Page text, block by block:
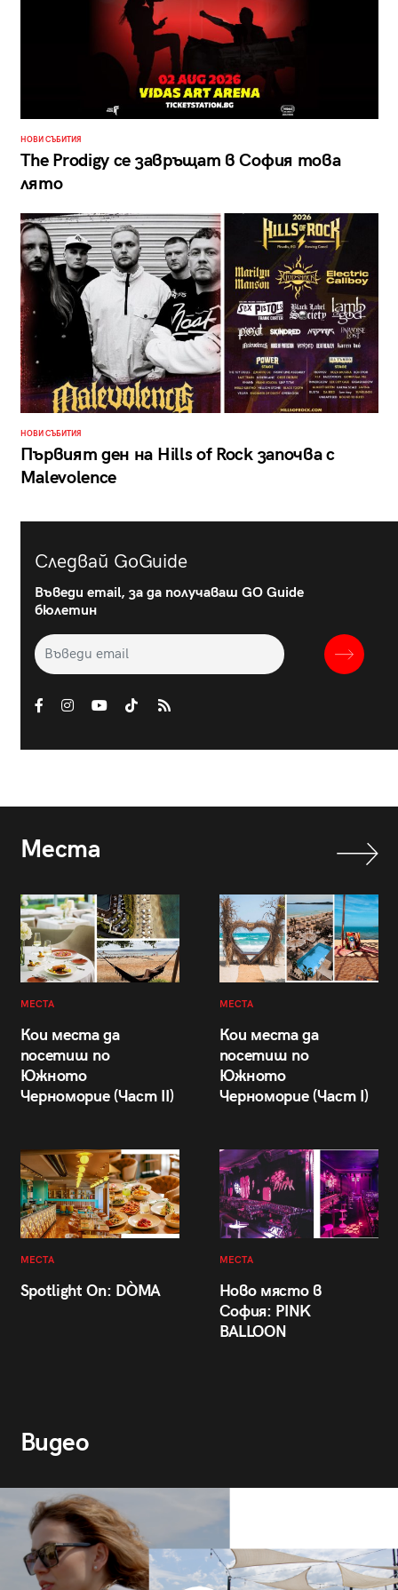
НОВИ СЪБИТИЯ
The Prodigy се завръщат в София това
лято
НОВИ СЪБИТИЯ
Първият ден на Hills of Rock започва с
Malevolence
Следвай GoGuide
Въведи email, за да получаваш GO Guide
бюлетин
Места
МЕСТА
Кои места да
посетиш по
Южното
Черноморие (Част II)
МЕСТА
Кои места да
посетиш по
Южното
Черноморие (Част I)
МЕСТА
Spotlight On: DÒMA
МЕСТА
Ново място в
София: PINK
BALLOON
Видео